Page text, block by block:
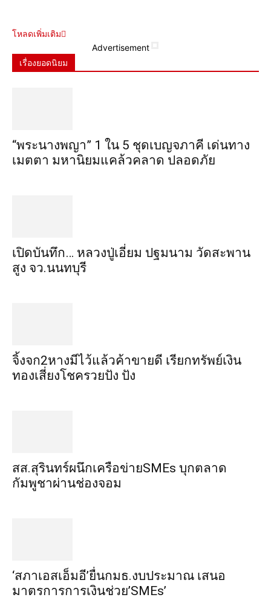
โหลดเพิ่มเติม
Advertisement
เรื่องยอดนิยม
“พระ​นาง​พญา” 1 ใน 5​ ชุดเบญจ​ภาคี​ เด่นทาง
เมตตา​ มหา​นิยม​แคล้วคลาด​ ปลอดภัย​
เปิดบันทึก… หลวงปู่เอี่ยม ​ปฐม​นาม​ วัดสะพาน
สูง​ จว.นนทบุรี
จิ้งจก​2​หาง​มีไว้แล้ว​ค้าขาย​ดี​ เรียก​ทรัพย์เงิน
ทอง​เสี่ยงโชค​รวยปัง​ ปัง​
สส.สุรินทร์ผนึกเครือข่ายSMEs บุกตลาด
กัมพูชาผ่านช่องจอม
‘สภาเอสเอ็มอี’ยื่นกมธ.งบประมาณ เสนอ
มาตรการการเงินช่วย’SMEs’